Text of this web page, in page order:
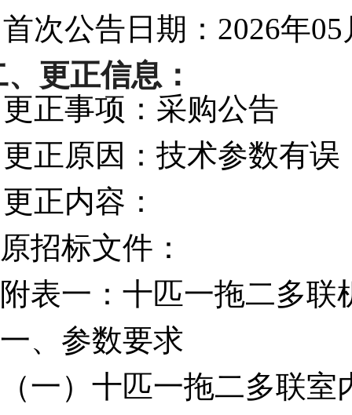
首次公告日期：2026年05
、更正信息：
更正事项：采购公告
更正原因：技术参数有误
更正内容：
原招标文件：
附表一：十匹一拖二多联
一、参数要求
（一）十匹一拖二多联室